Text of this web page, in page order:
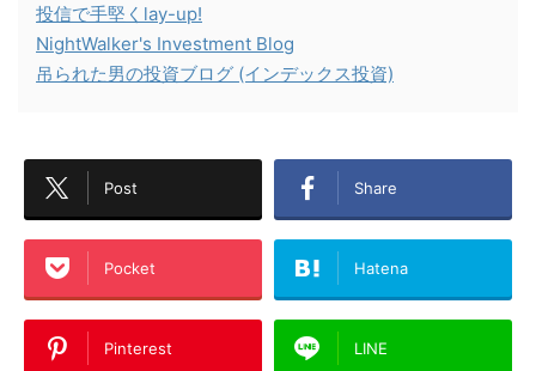
投信で手堅くlay-up!
NightWalker's Investment Blog
吊られた男の投資ブログ (インデックス投資)
Post Share
Pocket Hatena
Pinterest LINE